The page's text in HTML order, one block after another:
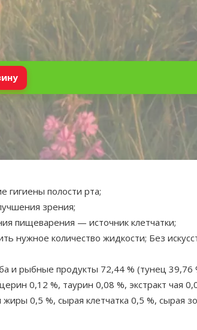
80 г
в бульоне.
гигиены полости рта;
зрения;
пищеварения — источник клетчатки;
нужное количество жидкости; Без
и рыбные продукты 72,44 % (тунец
0,12 %, таурин 0,08 %, экстракт чая
0,5 %, сырая клетчатка 0,5 %, сырая